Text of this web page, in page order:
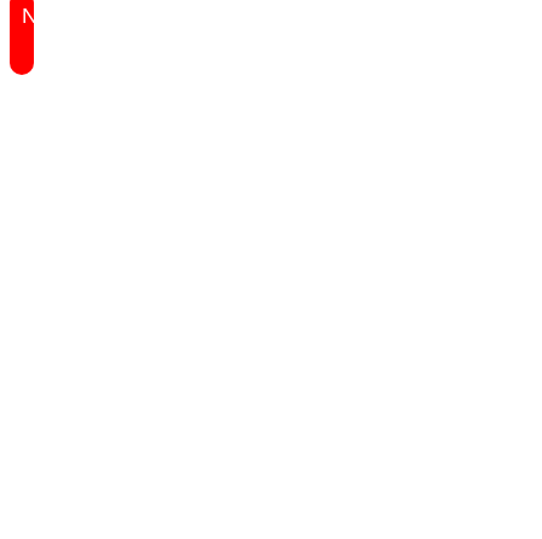
New